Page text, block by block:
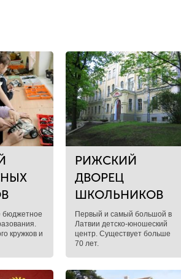
бюджетное
кружков и
РИЖСКИЙ
ДВОРЕЦ
ШКОЛЬНИКОВ
Первый и самый большой в
Латвии детско-юношеский
центр. Существует больше
70 лет.